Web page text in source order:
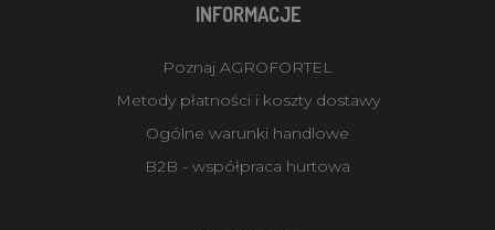
INFORMACJE
Poznaj AGROFORTEL
Metody płatności i koszty dostawy
Ogólne warunki handlowe
B2B - współpraca hurtowa